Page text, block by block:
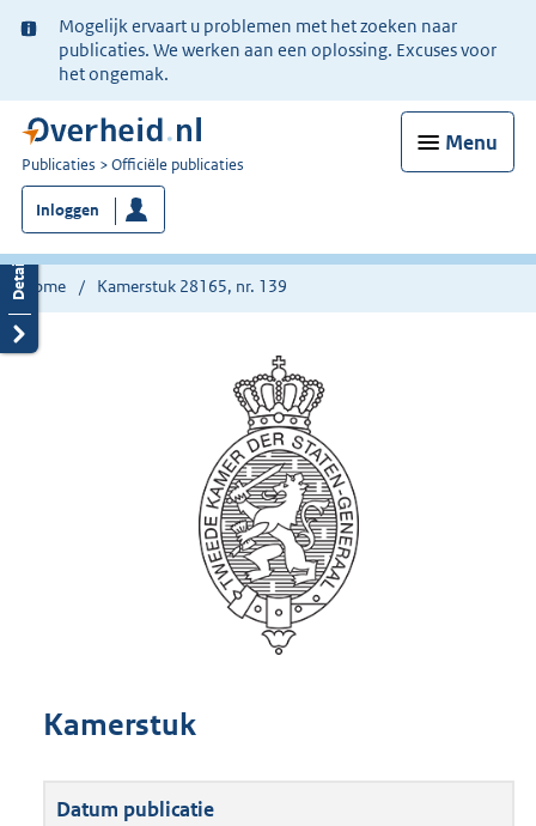
Ter
informatie:
Mogelijk ervaart u problemen met het zoeken naar
publicaties. We werken aan een oplossing. Excuses voor
het ongemak.
Menu
U
bent
nu
hier:
Publicaties Officiële publicaties
Inloggen
Home Kamerstuk 28165, nr. 139
Kamerstuk